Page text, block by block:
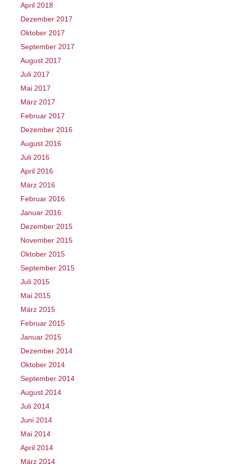
April 2018
Dezember 2017
Oktober 2017
September 2017
August 2017
Juli 2017
Mai 2017
März 2017
Februar 2017
Dezember 2016
August 2016
Juli 2016
April 2016
März 2016
Februar 2016
Januar 2016
Dezember 2015
November 2015
Oktober 2015
September 2015
Juli 2015
Mai 2015
März 2015
Februar 2015
Januar 2015
Dezember 2014
Oktober 2014
September 2014
August 2014
Juli 2014
Juni 2014
Mai 2014
April 2014
März 2014